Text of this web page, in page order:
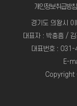
개인정보취급방침
경기도 의왕시
대표자 : 박충흠 /
대표번호 :
E-
Copyright